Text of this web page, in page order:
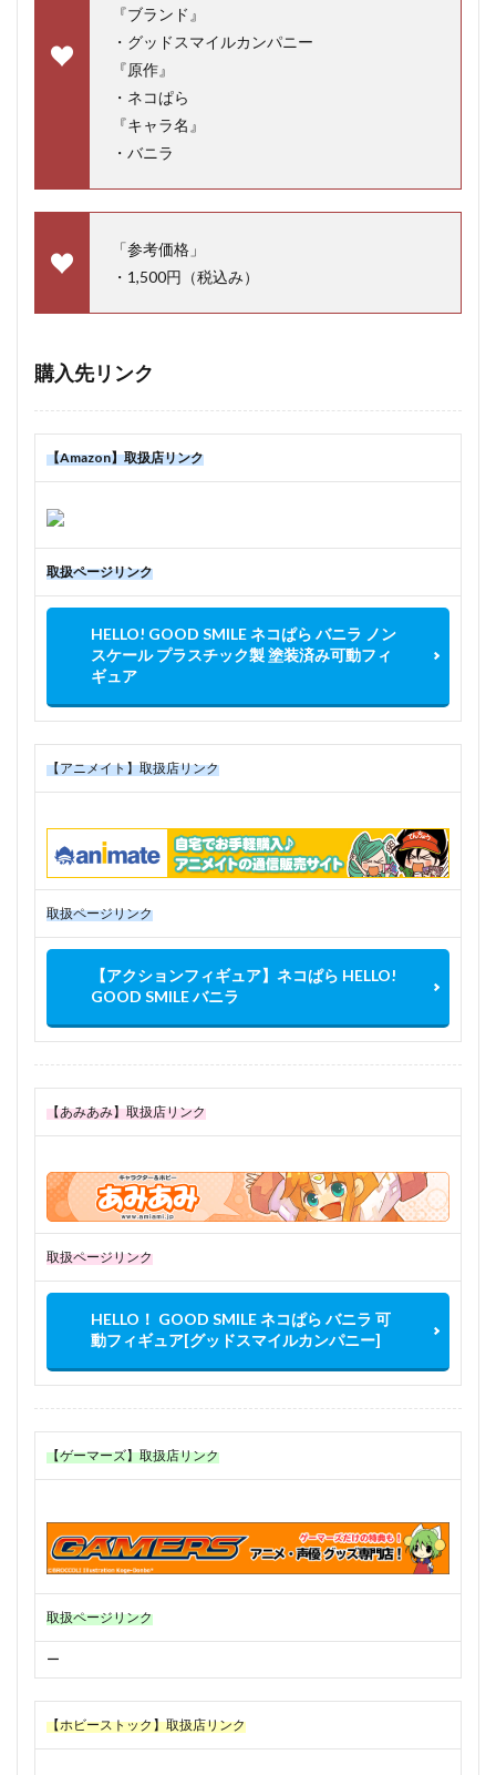
『ブランド』
・グッドスマイルカンパニー
『原作』
・ネコぱら
『キャラ名』
・バニラ
「参考価格」
・1,500円（税込み）
購入先リンク
【Amazon】取扱店リンク
取扱ページリンク
HELLO! GOOD SMILE ネコぱら バニラ ノン
スケール プラスチック製 塗装済み可動フィ
ギュア
【アニメイト】取扱店リンク
取扱ページリンク
【アクションフィギュア】ネコぱら HELLO!
GOOD SMILE バニラ
【あみあみ】取扱店リンク
取扱ページリンク
HELLO！ GOOD SMILE ネコぱら バニラ 可
動フィギュア[グッドスマイルカンパニー]
【ゲーマーズ】取扱店リンク
取扱ページリンク
ー
【ホビーストック】取扱店リンク